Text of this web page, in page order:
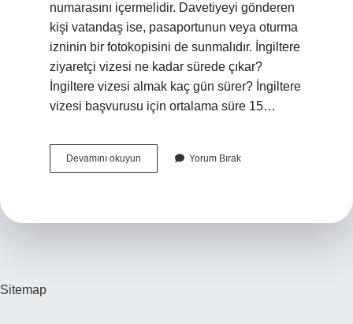
numarasını içermelidir. Davetiyeyi gönderen
kişi vatandaş ise, pasaportunun veya oturma
izninin bir fotokopisini de sunmalıdır. İngiltere
ziyaretçi vizesi ne kadar sürede çıkar?
İngiltere vizesi almak kaç gün sürer? İngiltere
vizesi başvurusu için ortalama süre 15…
Devamını okuyun Davetiye
Ile
Yorum Bırak
Sitemap